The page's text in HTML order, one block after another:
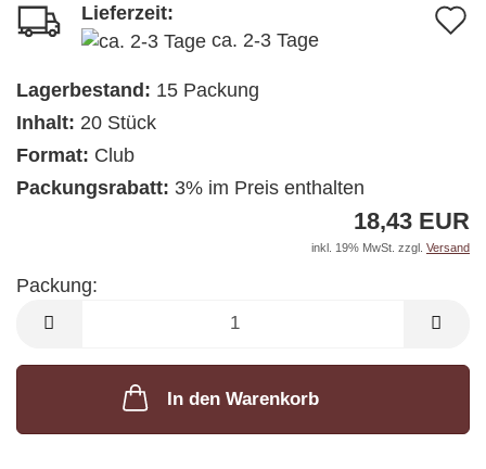
Lieferzeit:
ca. 2-3 Tage
Lagerbestand: 15 Packung
Inhalt: 20 Stück
Format: Club
Packungsrabatt: 3% im Preis enthalten
18,43 EUR
inkl. 19% MwSt. zzgl. Versand
Packung:
Packung
In den Warenkorb